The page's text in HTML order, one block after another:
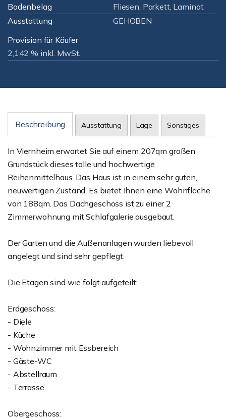
Bodenbelag
Fliesen, Parkett, Laminat
Ausstattung
GEHOBEN
Provision für Käufer
2,142 % inkl. MwSt.
Beschreibung Ausstattung Lage Sonstiges
In Viernheim erwartet Sie auf einem 207qm großen
Grundstück dieses tolle und hochwertige
Reihenmittelhaus. Das Haus ist in einem sehr guten,
neuwertigen Zustand. Es bietet Ihnen eine Wohnfläche
von 188qm. Das Dachgeschoss ist zu einer 2
Zimmerwohnung mit Schlafgalerie ausgebaut.
Der Garten und die Außenanlagen wurden liebevoll
angelegt und sind sehr gepflegt.
Die Etagen sind wie folgt aufgeteilt:
Erdgeschoss:
- Diele
- Küche
- Wohnzimmer mit Essbereich
- Gäste-WC
- Abstellraum
- Terrasse
Obergeschoss: